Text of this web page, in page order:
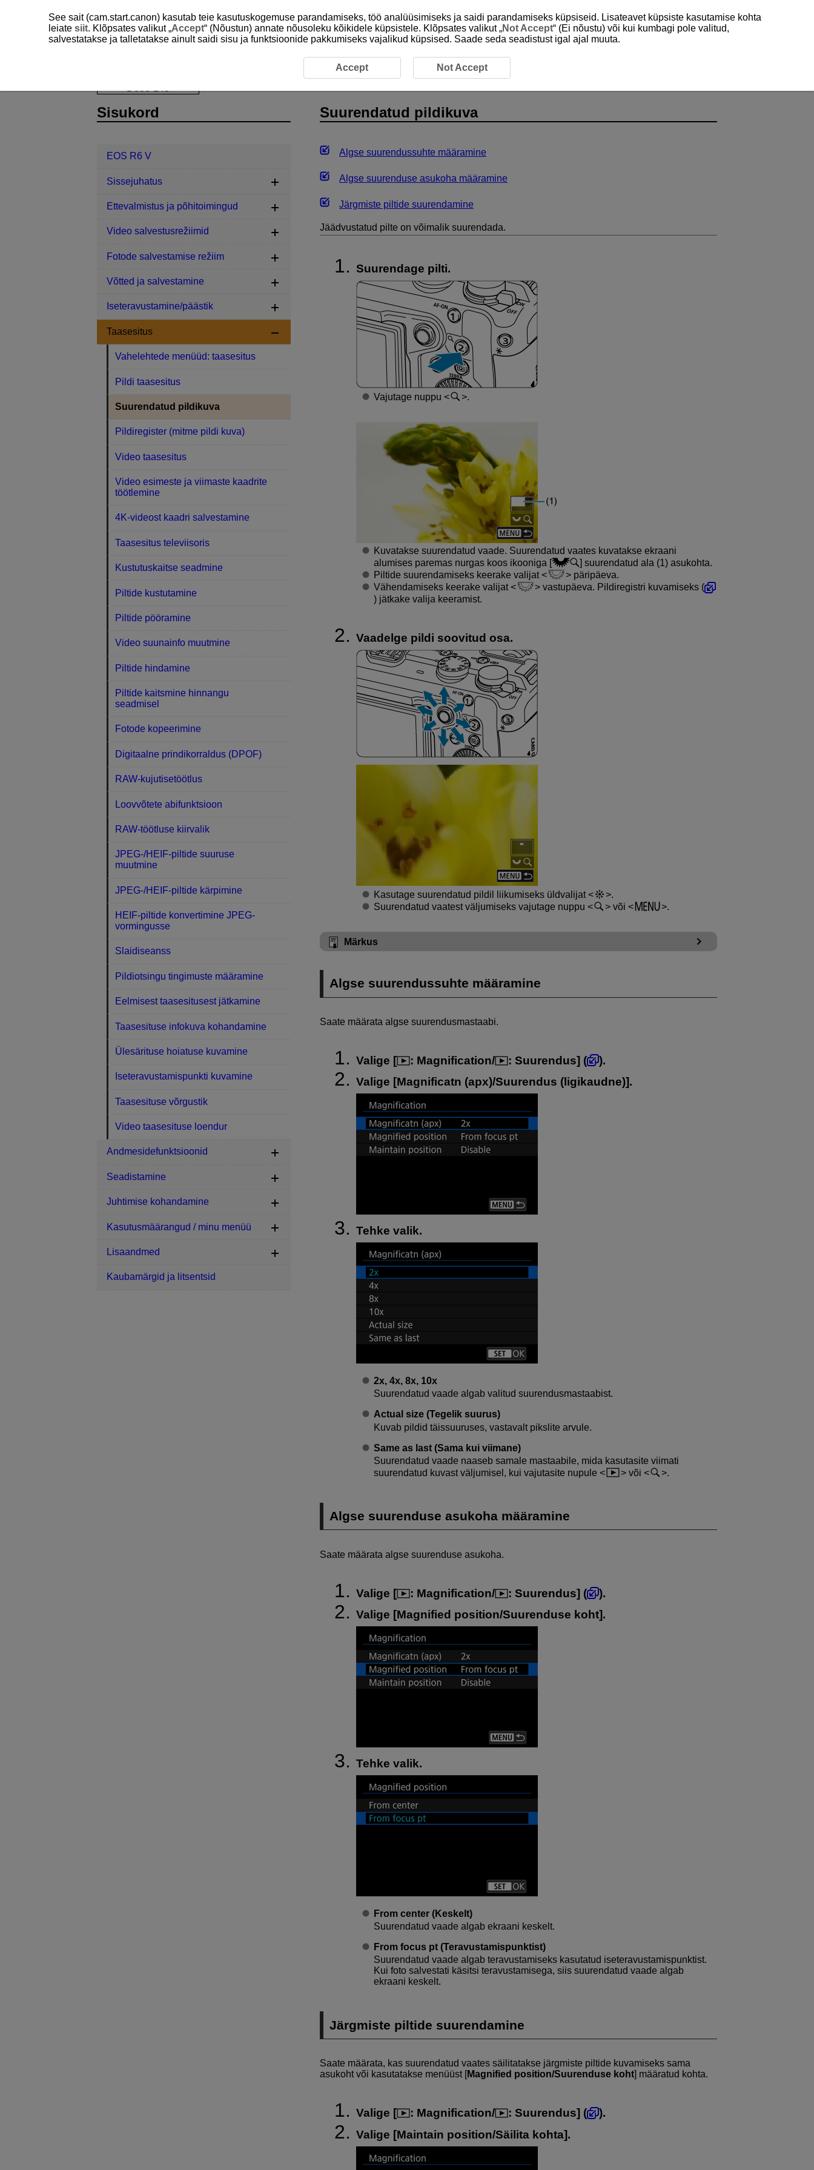
Suurendatud pildikuva
Suurendatud pildikuva
Algse suurendussuhte määramine
Algse suurenduse asukoha määramine
Järgmiste piltide suurendamine
Jäädvustatud pilte on võimalik suurendada.
Suurendage pilti.
Vajutage nuppu .
Kuvatakse suurendatud vaade. Suurendatud vaates kuvatakse ekraani
alumises paremas nurgas koos ikooniga [
] suurendatud ala (1) asukohta.
Piltide suurendamiseks keerake valijat
päripäeva.
Vähendamiseks keerake valijat
vastupäeva. Pildiregistri kuvamiseks (
) jätkake valija keeramist.
Vaadelge pildi soovitud osa.
Kasutage suurendatud pildil liikumiseks üldvalijat
.
Suurendatud vaatest väljumiseks vajutage nuppu
või .
Märkus
Algse suurendussuhte määramine
Saate määrata algse suurendusmastaabi.
Valige [ : Magnification/ : Suurendus] (
).
Valige [Magnificatn (apx)/Suurendus (ligikaudne)].
Tehke valik.
2x, 4x, 8x, 10x
Suurendatud vaade algab valitud suurendusmastaabist.
Actual size (Tegelik suurus)
Kuvab pildid täissuuruses, vastavalt pikslite arvule.
Same as last (Sama kui viimane)
Suurendatud vaade naaseb samale mastaabile, mida kasutasite viimati
suurendatud kuvast väljumisel, kui vajutasite nupule
või .
Algse suurenduse asukoha määramine
Saate määrata algse suurenduse asukoha.
Valige [ : Magnification/ : Suurendus] (
).
Valige [Magnified position/Suurenduse koht].
Tehke valik.
From center (Keskelt)
Suurendatud vaade algab ekraani keskelt.
From focus pt (Teravustamispunktist)
Suurendatud vaade algab teravustamiseks kasutatud iseteravustamispunktist.
Kui foto salvestati käsitsi teravustamisega, siis suurendatud vaade algab
ekraani keskelt.
Järgmiste piltide suurendamine
Saate määrata, kas suurendatud vaates säilitatakse järgmiste piltide kuvamiseks sama
asukoht või kasutatakse menüüst [ Magnified position/Suurenduse koht ] määratud kohta.
Valige [ : Magnification/ : Suurendus] (
).
Valige [Maintain position/Säilita kohta].
Sisukord
EOS R6 V
Sissejuhatus
Ettevalmistus ja põhitoimingud
Video salvestusrežiimid
Fotode salvestamise režiim
Võtted ja salvestamine
Iseteravustamine/päästik
Taasesitus
Vahelehtede menüüd: taasesitus
Pildi taasesitus
Suurendatud pildikuva
Pildiregister (mitme pildi kuva)
Video taasesitus
Video esimeste ja viimaste kaadrite
töötlemine
4K-videost kaadri salvestamine
Taasesitus televiisoris
Kustutuskaitse seadmine
Piltide kustutamine
Piltide pööramine
Video suunainfo muutmine
Piltide hindamine
Piltide kaitsmine hinnangu
seadmisel
Fotode kopeerimine
Digitaalne prindikorraldus (DPOF)
RAW-kujutisetöötlus
Loovvõtete abifunktsioon
RAW-töötluse kiirvalik
JPEG-/HEIF-piltide suuruse
muutmine
JPEG-/HEIF-piltide kärpimine
HEIF-piltide konvertimine JPEG-
vormingusse
Slaidiseanss
Pildiotsingu tingimuste määramine
Eelmisest taasesitusest jätkamine
Taasesituse infokuva kohandamine
Ülesärituse hoiatuse kuvamine
Iseteravustamispunkti kuvamine
Taasesituse võrgustik
Video taasesituse loendur
Andmesidefunktsioonid
Seadistamine
Juhtimise kohandamine
Kasutusmäärangud / minu menüü
Lisaandmed
Kaubamärgid ja litsentsid
See sait (cam.start.canon) kasutab teie kasutuskogemuse parandamiseks, töö analüüsimiseks ja saidi parandamiseks küpsiseid. Lisateavet küpsiste kasutamise kohta
leiate siit. Klõpsates valikut „Accept“ (Nõustun) annate nõusoleku kõikidele küpsistele. Klõpsates valikut „Not Accept“ (Ei nõustu) või kui kumbagi pole valitud,
salvestatakse ja talletatakse ainult saidi sisu ja funktsioonide pakkumiseks vajalikud küpsised. Saade seda seadistust igal ajal muuta.
Accept Not Accept